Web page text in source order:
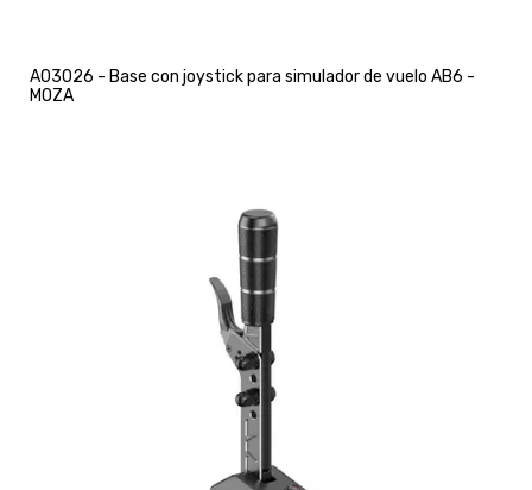
A03026 - Base con joystick para simulador de vuelo AB6 -
MOZA